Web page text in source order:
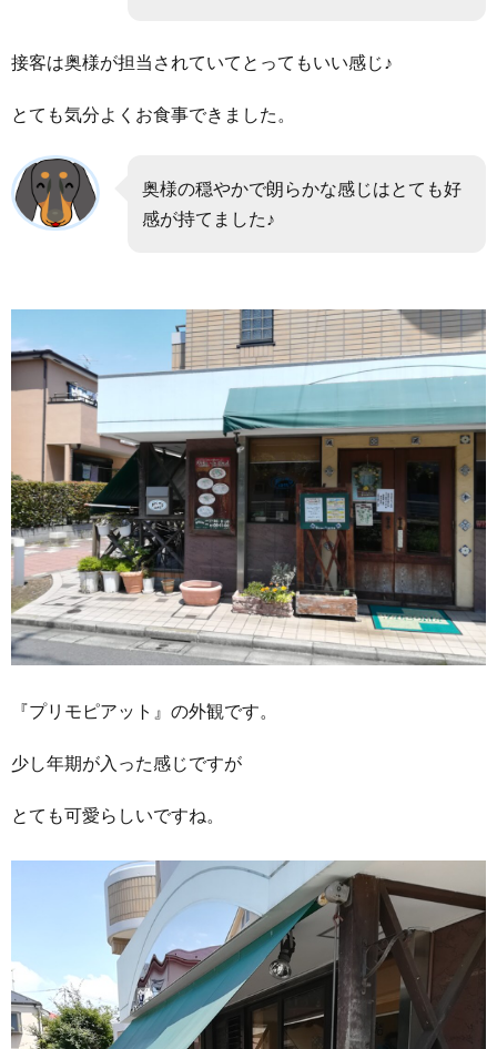
5.
め
接客は奥様が担当されていてとってもいい感じ♪
とても気分よくお食事できました。
奥様の穏やかで朗らかな感じはとても好
感が持てました♪
『プリモピアット』の外観です。
少し年期が入った感じですが
とても可愛らしいですね。